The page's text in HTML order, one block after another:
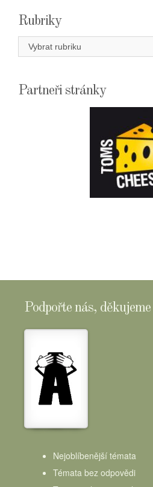
Rubriky
Rubriky
Partneři stránky
Podpořte nás, děkujeme
Nejoblíbenější témata
Témata bez odpovědi